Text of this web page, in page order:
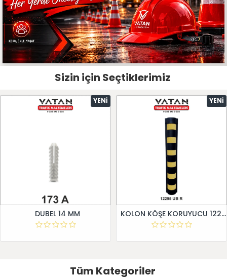
Sizin için Seçtiklerimiz
YENI
DUBEL 14 MM
YENI
KOLON KÖŞE KORUYUCU 12295 UB R
Tüm Kategoriler